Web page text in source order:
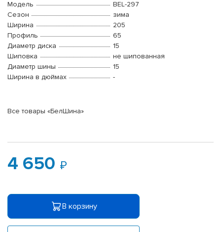
Модель
BEL-297
Сезон
зима
Ширина
205
Профиль
65
Диаметр диска
15
Шиповка
не шипованная
Диаметр шины
15
Ширина в дюймах
-
Все товары «БелШина»
4 650
В корзину